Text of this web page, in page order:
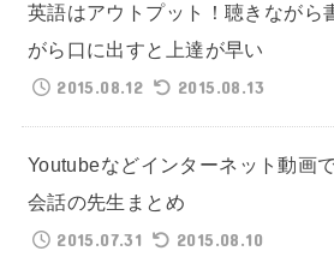
英語はアウトプット！聴きながら
がら口に出すと上達が早い
2015.08.12
2015.08.13
Youtubeなどインターネット動画
会話の先生まとめ
2015.07.31
2015.08.10